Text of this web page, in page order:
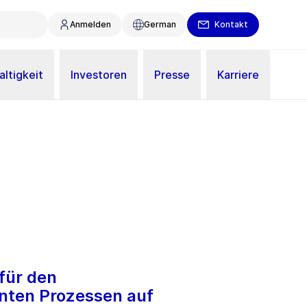
Anmelden German Kontakt
Investoren Presse Karriere
den
Prozessen auf